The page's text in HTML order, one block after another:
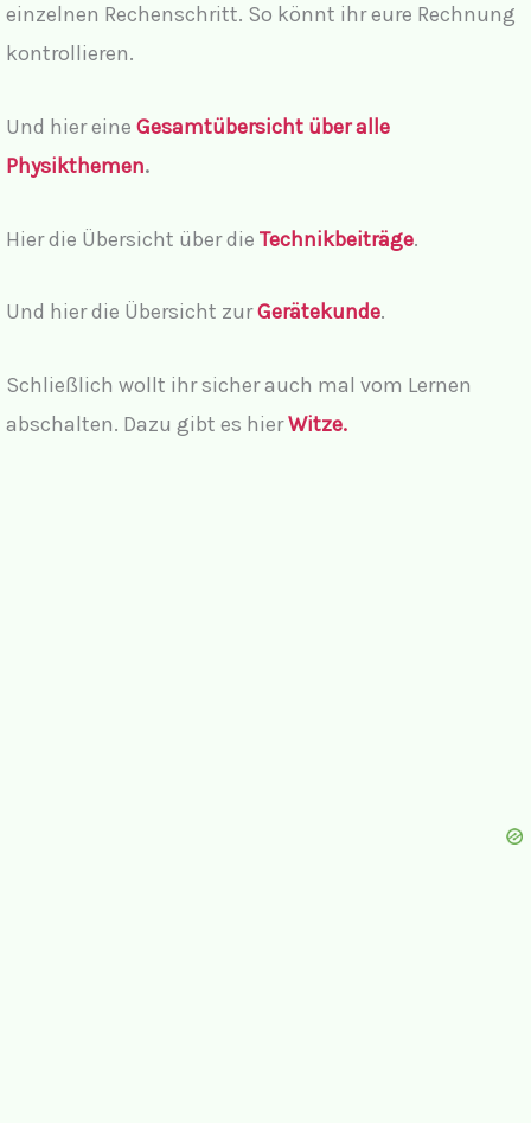
einzelnen Rechenschritt. So könnt ihr eure Rechnung
kontrollieren.
Und hier eine Gesamtübersicht über alle
Physikthemen.
Hier die Übersicht über die Technikbeiträge.
Und hier die Übersicht zurGerätekunde.
Schließlich wollt ihr sicher auch mal vom Lernen
abschalten. Dazu gibt es hierWitze.